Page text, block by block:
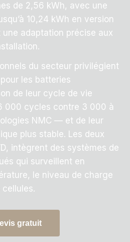
de 2,56 kWh, avec une
10,24 kWh en version
adaptation précise aux
du secteur privilégient
les batteries
de leur cycle de vie
000 cycles contre 3 000 à
NMC — et de leur
plus stable. Les deux
intègrent des systèmes de
qui surveillent en
le niveau de charge
cellules.
gratuit